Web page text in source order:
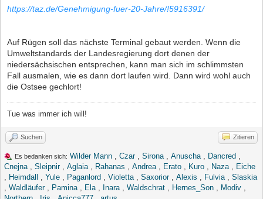
https://taz.de/Genehmigung-fuer-20-Jahre/!5916391/
Auf Rügen soll das nächste Terminal gebaut werden. Wenn die
Umweltstandards der Landesregierung dort denen der
niedersächsischen entsprechen, kann man sich im schlimmsten
Fall ausmalen, wie es dann dort laufen wird. Dann wird wohl auch
die Ostsee gechlort!
Tue was immer ich will!
Suchen Zitieren
Es bedanken sich: Wilder Mann Czar, Sirona Anuscha Dancred
Cnejna
Sleipnir, Aglaia Rahanas Andrea Erato Kuro Naza
Eiche
Heimdall Yule Paganlord Violetta Saxorior, Alexis Fulvia
Slaskia
Waldläufer, Pamina Ela Inara Waldschrat Hernes_Son Modiv